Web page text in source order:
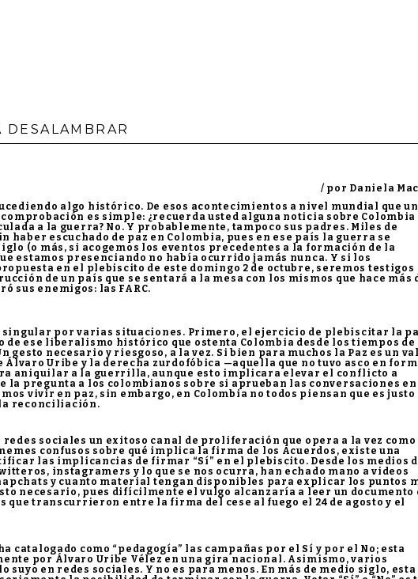
DESALAMBRAR
/ por Daniela
algo histórico. De esos acontecimientos a nivel mundial que
es simple: ¿recuerda usted alguna noticia sobre Colombia
a la guerra? No. Y probablemente, tampoco sus padres. Miles de
escuchado de paz en Colombia, pues en ese país la guerra se
(o más, si acogemos los eventos precedentes a la formación de la
estamos presenciando no había ocurrido jamás nunca. Y si los
en el plebiscito de este domingo 2 de octubre, seremos testigos
de un país que se sentará a la mesa con los mismos que hace más
sus enemigos: las FARC.
singular por varias situaciones. Primero, el ejercicio de plebiscitar la
de ese liberalismo histórico que ostenta Colombia desde los tiempos de
gesto necesario y riesgoso, a la vez. Si bien para muchos la Paz es un
Uribe y la derecha zurdofóbica —aquella que no tuvo asco en
aniquilar a la guerrilla, aunque esto implicara elevar el conflicto a
pregunta a los colombianos sobre si aprueban las conversaciones en
vivir en paz, sin embargo, en Colombia no todos piensan que es justo
reconciliación.
redes sociales un exitoso canal de proliferación que opera a la vez como
confusos sobre qué implica la firma de los Acuerdos, existe una
las implicancias de firmar “Sí” en el plebiscito. Desde los medios
instagramers y lo que se nos ocurra, han echado mano a videos
y cuanto material tengan disponibles para explicar los puntos
necesario, pues difícilmente el vulgo alcanzaría a leer un documento
que transcurrieron entre la firma del cese al fuego el 24 de agosto y el
catalogado como “pedagogía” las campañas por el Sí y por el No; esta
por Álvaro Uribe Vélez en una gira nacional. Asimismo, varios
suyo en redes sociales. Y no es para menos. En más de medio siglo, esta